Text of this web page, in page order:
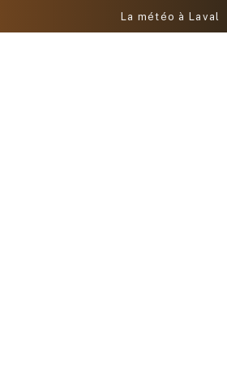
La météo à Laval